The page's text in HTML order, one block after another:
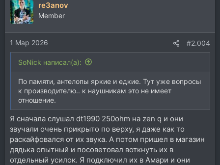
re3anov
Member
1 Мар 2026 #2.004
SoNick написал(а):
По памяти, антелопы яркие и едкие. Тут уже вопросы
к производителю.. к наушникам это не имеет
отношение.
Я сначала слушал dt1990 250ohm на zen q и они
звучали очень прикрыто по верху, я даже как то
раскайфовался от их звука. А потом пришел в магазин
дядька опытный и посоветовал воткнуть их в
отдельный усилок. Я подключил их в Амари и они